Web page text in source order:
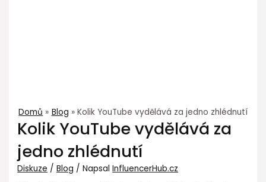
Domů Blog Kolik YouTube vydělává za jedno zhlédnutí
Kolik YouTube vydělává za
jedno zhlédnutí
Diskuze /Blog / NapsalInfluencerHub.cz